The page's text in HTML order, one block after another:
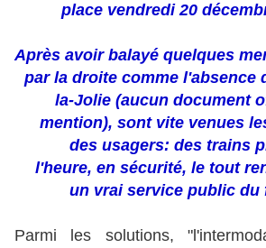
place vendredi 20
Après avoir balayé quelques
par la droite comme l'absence
la-Jolie (aucun document
mention), sont vite venues
des usagers: des trains
l'heure, en sécurité, le tout
un vrai service public du
Parmi les solutions,